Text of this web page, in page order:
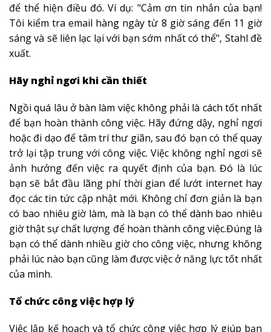
để thể hiện điều đó. Ví dụ: "Cảm ơn tin nhắn của bạn!
Tôi kiểm tra email hàng ngày từ 8 giờ sáng đến 11 giờ
sáng và sẽ liên lạc lại với bạn sớm nhất có thể", Stahl đề
xuất.
Hãy nghỉ ngơi khi cần thiết
Ngồi quá lâu ở bàn làm việc không phải là cách tốt nhất
để bạn hoàn thành công việc. Hãy đứng dậy, nghỉ ngơi
hoặc đi dạo để tâm trí thư giãn, sau đó bạn có thể quay
trở lại tập trung với công việc. Việc không nghỉ ngơi sẽ
ảnh hưởng đến việc ra quyết định của bạn. Đó là lúc
bạn sẽ bắt đầu lãng phí thời gian để lướt internet hay
đọc các tin tức cập nhật mới. Không chỉ đơn giản là bạn
có bao nhiêu giờ làm, mà là bạn có thể dành bao nhiêu
giờ thật sự chất lượng để hoàn thành công việc.Đúng là
bạn có thể dành nhiều giờ cho công việc, nhưng không
phải lúc nào bạn cũng làm được việc ở năng lực tốt nhất
của mình.
Tổ chức công việc hợp lý
Việc lập kế hoạch và tổ chức công việc hợp lý giúp bạn